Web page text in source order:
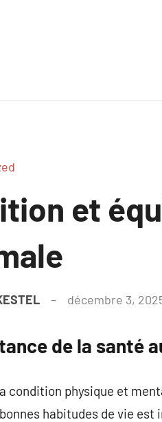
et
décembre 3,
de la santé
condition physique et
habitudes de vie